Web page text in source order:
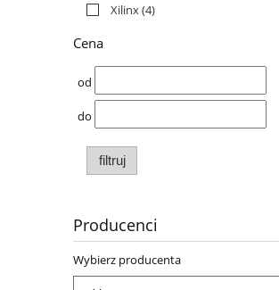
Xilinx(4)
Cena
od
do
filtruj
Producenci
Wybierz producenta